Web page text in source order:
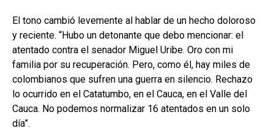
El tono cambió levemente al hablar de un hecho doloroso
y reciente. “Hubo un detonante que debo mencionar: el
atentado contra el senador Miguel Uribe. Oro con mi
familia por su recuperación. Pero, como él, hay miles de
colombianos que sufren una guerra en silencio. Rechazo
lo ocurrido en el Catatumbo, en el Cauca, en el Valle del
Cauca. No podemos normalizar 16 atentados en un solo
día”.